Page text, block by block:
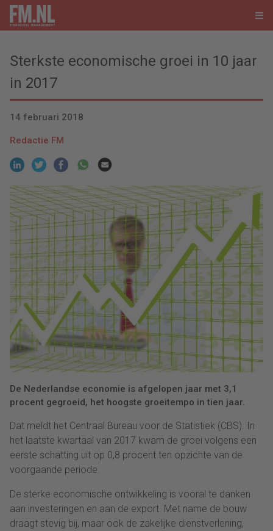
Sterkste economische groei in 10 jaar
in 2017
14 februari 2018
Redactie FM
De Nederlandse economie is afgelopen jaar met 3,1
procent gegroeid, het hoogste groeitempo in tien jaar.
Dat meldt het Centraal Bureau voor de Statistiek (CBS). In
het laatste kwartaal van 2017 kwam de groei volgens een
eerste schatting uit op 0,8 procent ten opzichte van de
voorgaande periode.
De sterke economische ontwikkeling is vooral te danken
aan investeringen en aan de export. Met name de bouw
draagt stevig bij, maar ook de zakelijke dienstverlening,